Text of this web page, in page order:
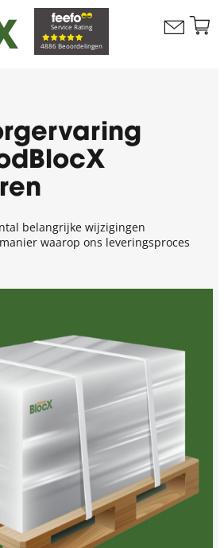
Service Rating
4886 Beoordelingen
Contacteer
belangrijke wijzigingen
waarop ons leveringsproces